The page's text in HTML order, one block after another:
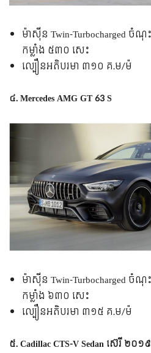
ម៉ាស៊ីន Twin-Turbocharged
កម្លាំង ៥៣០ សេះ
ល្បឿន​អតិបរមា ៣១០ គ.ម/ម៉
៤. Mercedes AMG GT 63 S
ម៉ាស៊ីន Twin-Turbocharged
កម្លាំង ៦៣០ សេះ
ល្បឿន​អតិបរមា ៣១៥ គ.ម/ម៉
៥. Cadillac CTS-V Sedan ស៊េរី ២០១៩